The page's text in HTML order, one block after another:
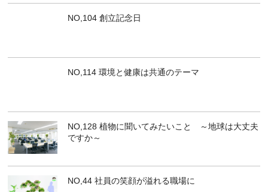
NO,104 創立記念日
NO,114 環境と健康は共通のテーマ
NO,128 植物に聞いてみたいこと ～地球は大丈夫
ですか～
NO,44 社員の笑顔が溢れる職場に